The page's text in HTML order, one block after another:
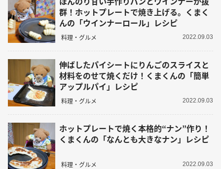
群！ホットプレートで焼き上げる。くまく
んの「ウインナーロール」レシピ
料理・グルメ 2022.09.03
伸ばしたパイシートにりんごのスライスと
材料をのせて焼くだけ！くまくんの「簡単
アップルパイ」レシピ
料理・グルメ 2022.09.03
ホットプレートで焼く本格的“ナン”作り！
くまくんの「なんとも大きなナン」レシピ
料理・グルメ 2022.09.03